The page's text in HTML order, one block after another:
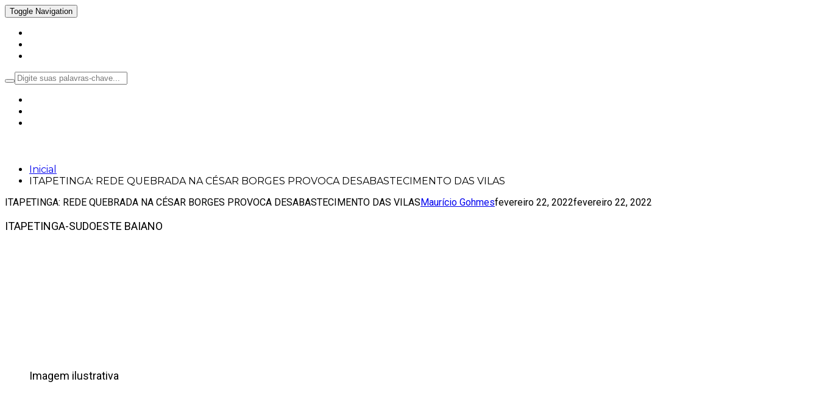
Toggle Navigation
Inicial
ITAPETINGA: REDE QUEBRADA NA CÉSAR BORGES PROVOCA DESABASTECIMENTO DAS VILAS
ITAPETINGA: REDE QUEBRADA NA CÉSAR BORGES PROVOCA DESABASTECIMENTO DAS VILAS Maurício Gohmesfevereiro 22, 2022fevereiro 22, 2022
ITAPETINGA-SUDOESTE BAIANO
Imagem ilustrativa